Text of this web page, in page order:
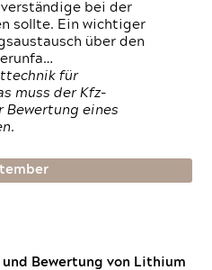
bei der
sollte. Ein wichtiger
über den
für
muss der Kfz-
Bewertung eines
Bewertung von Lithium